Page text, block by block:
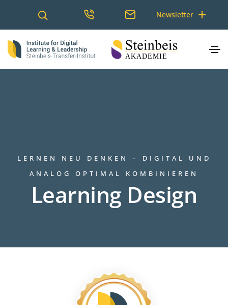
Newsletter
LERNEN NEU DENKEN – DIGITAL UND
ANALOG OPTIMAL KOMBINIEREN
Learning Design